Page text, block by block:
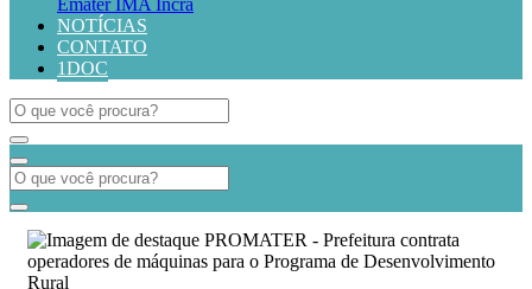
EmaterIMA Incra
NOTÍCIAS
CONTATO
1DOC